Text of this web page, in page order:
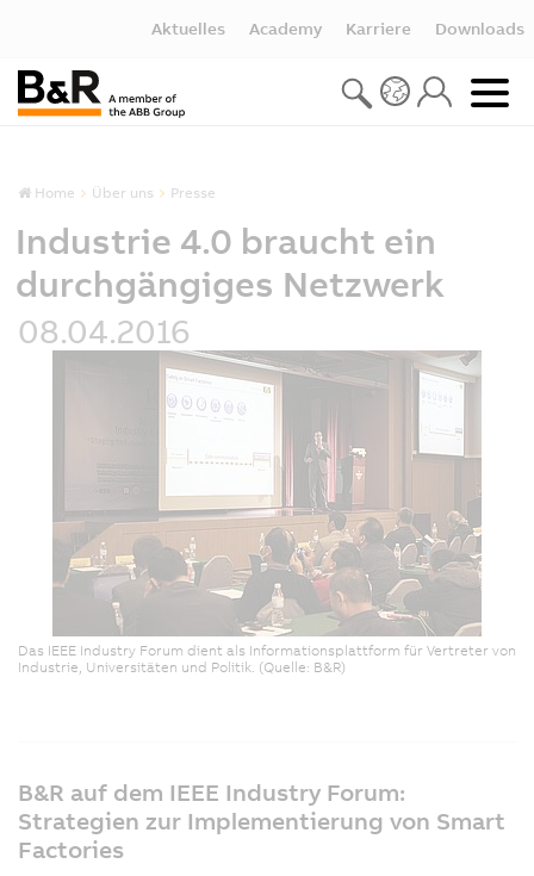
Aktuelles Academy Karriere Downloads
Home Über uns Presse
Industrie 4.0 braucht ein
durchgängiges Netzwerk
08.04.2016
Das IEEE Industry Forum dient als Informationsplattform für Vertreter von
Industrie, Universitäten und Politik. (Quelle: B&R)
B&R auf dem IEEE Industry Forum:
Strategien zur Implementierung von Smart
Factories